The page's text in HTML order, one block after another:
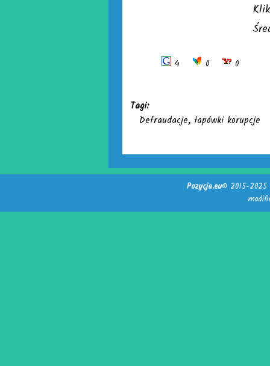
4 0 0
Tagi:
Defraudacje, łapówki korupcje
Pozycja.eu© 2015-